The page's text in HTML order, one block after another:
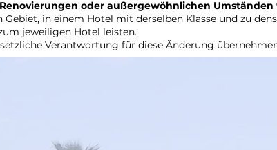
oder außergewöhnlichen Umständen
Gebiet, in einem Hotel mit derselben Klasse und zu
jeweiligen Hotel leisten.
Verantwortung für diese Änderung